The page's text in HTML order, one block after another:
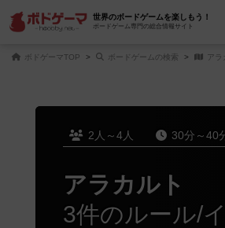
世界のボードゲームを楽しもう！
ボードゲーム専門の総合情報サイト
ボドゲーマTOP ボードゲームの検索 アラ
2人～4人 30分～40
アラカルト
3件のルール/